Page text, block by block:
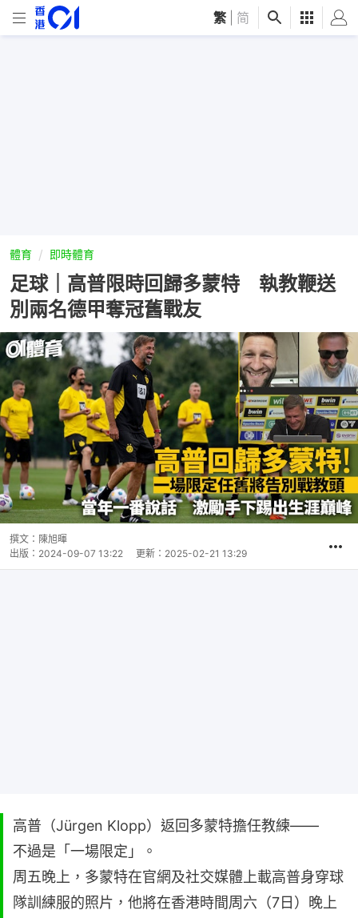
繁 简
體育 即時體育
足球｜高普限時回歸多蒙特 執教鞭送
別兩名德甲奪冠舊戰友
撰文： 陳旭暉
出版： 2024-09-07 13:22 更新： 2025-02-21 13:29
高普（Jürgen Klopp）返回多蒙特擔任教練——
不過是「一場限定」。
周五晚上，多蒙特在官網及社交媒體上載高普身穿球
隊訓練服的照片，他將在香港時間周六（7日）晚上